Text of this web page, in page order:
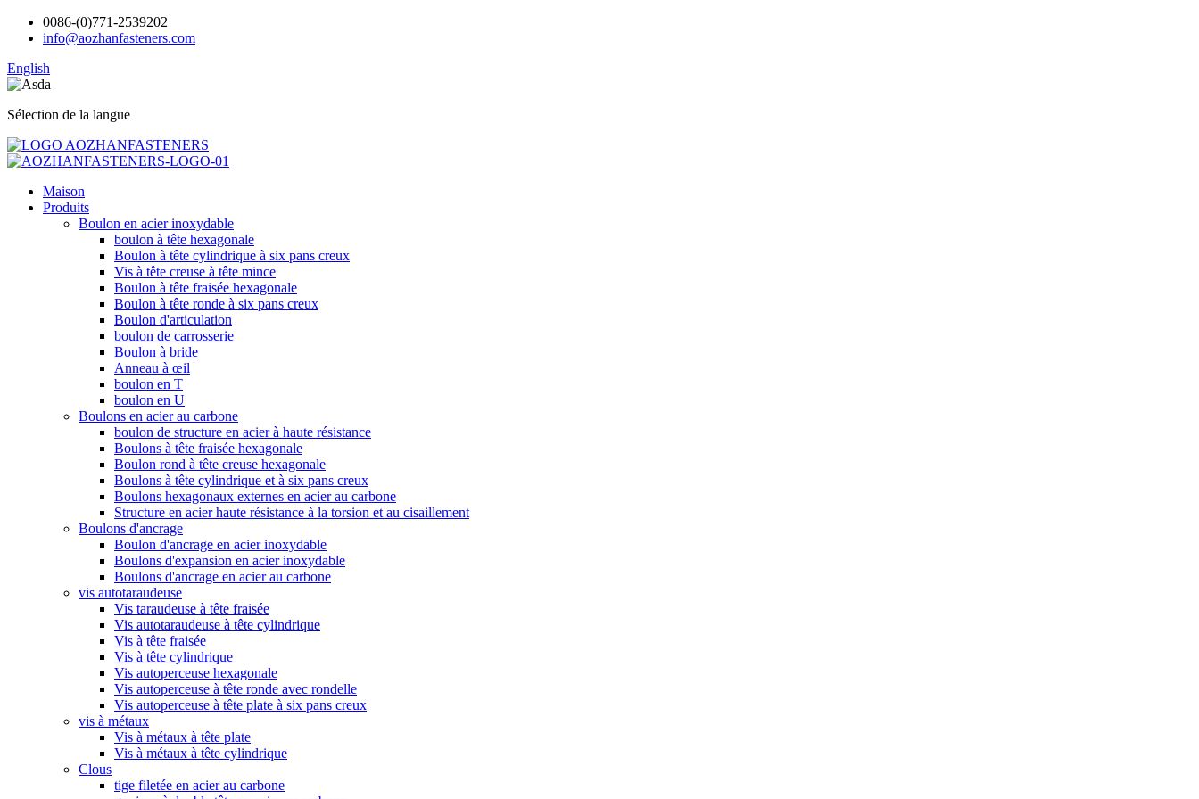
0086-(0)771-2539202
info@aozhanfasteners.com
English
Sélection de la langue
Maison
Produits
Boulon en acier inoxydable
boulon à tête hexagonale
Boulon à tête cylindrique à six pans creux
Vis à tête creuse à tête mince
Boulon à tête fraisée hexagonale
Boulon à tête ronde à six pans creux
Boulon d'articulation
boulon de carrosserie
Boulon à bride
Anneau à œil
boulon en T
boulon en U
Boulons en acier au carbone
boulon de structure en acier à haute résistance
Boulons à tête fraisée hexagonale
Boulon rond à tête creuse hexagonale
Boulons à tête cylindrique et à six pans creux
Boulons hexagonaux externes en acier au carbone
Structure en acier haute résistance à la torsion et au cisaillement
Boulons d'ancrage
Boulon d'ancrage en acier inoxydable
Boulons d'expansion en acier inoxydable
Boulons d'ancrage en acier au carbone
vis autotaraudeuse
Vis taraudeuse à tête fraisée
Vis autotaraudeuse à tête cylindrique
Vis à tête fraisée
Vis à tête cylindrique
Vis autoperceuse hexagonale
Vis autoperceuse à tête ronde avec rondelle
Vis autoperceuse à tête plate à six pans creux
vis à métaux
Vis à métaux à tête plate
Vis à métaux à tête cylindrique
Clous
tige filetée en acier au carbone